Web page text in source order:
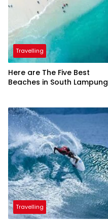
Travelling
Here are The Five Best
Beaches in South Lampung
Travelling